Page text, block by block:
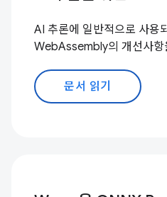
AI 추론에 일반적으로 사용
WebAssembly의 개선사항
문서 읽기